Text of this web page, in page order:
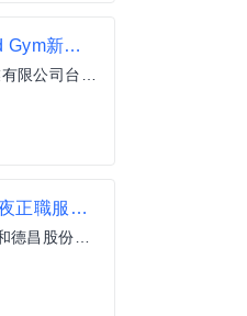
客服工讀生(World Gym新竹中華店)
香港商世界健身事業有限公司台灣分公司
98 新莊二餐廳 大夜正職服務員(全職)
麥當勞授權發展商_和德昌股份有限公司